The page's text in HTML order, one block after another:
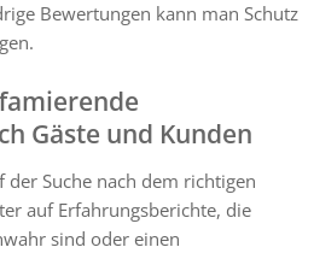
Bewertungen kann man Schutz
Gäste und Kunden
Suche nach dem richtigen
auf Erfahrungsberichte, die
sind oder einen